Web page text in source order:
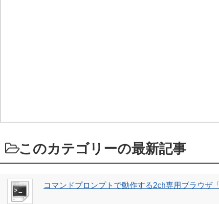
このカテゴリーの最新記事
コマンドプロンプトで動作する2ch専用ブラウザ